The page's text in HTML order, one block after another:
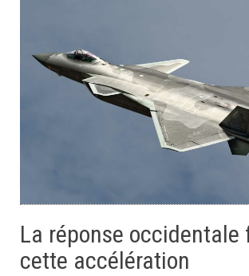
La réponse occidentale
cette accélération